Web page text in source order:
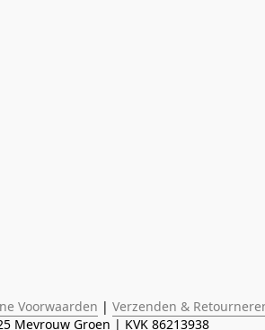
Voorwaarden | Verzenden &
Mevrouw Groen | KVK 86213938